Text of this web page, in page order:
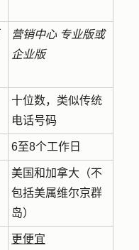
营销中心 专业版或
企业版
十位数，类似传统
电话号码
6至8个工作日
美国和加拿大（不
包括美属维尔京群
岛）
更便宜